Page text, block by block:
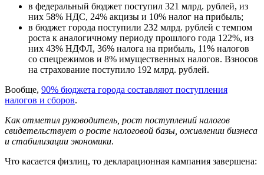
в федеральный бюджет поступил 321 млрд. рублей, из
них 58% НДС, 24% акцизы и 10% налог на прибыль;
в бюджет города поступили 232 млрд. рублей с темпом
роста к аналогичному периоду прошлого года 122%, из
них 43% НДФЛ, 36% налога на прибыль, 11% налогов
со спецрежимов и 8% имущественных налогов. Взносов
на страхование поступило 192 млрд. рублей.
Вообще, 90% бюджета города составляют поступления
налогов и сборов.
Как отметил руководитель, рост поступлений налогов
свидетельствует о росте налоговой базы, оживлении бизнеса
и стабилизации экономики.
Что касается физлиц, то декларационная кампания завершена: